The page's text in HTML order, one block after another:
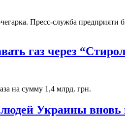
Пресс-служба предприяти
газ через
на сумму 1,4 млрд. грн.
Украины вновь